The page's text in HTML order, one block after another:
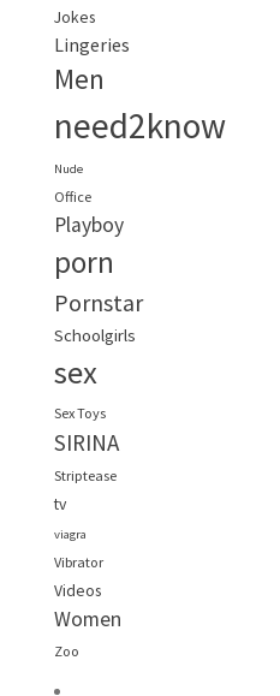
Jokes
Lingeries
Men
need2know
Nude
Office
Playboy
porn
Pornstar
Schoolgirls
sex
Sex Toys
SIRINA
Striptease
tv
viagra
Vibrator
Videos
Women
Zoo